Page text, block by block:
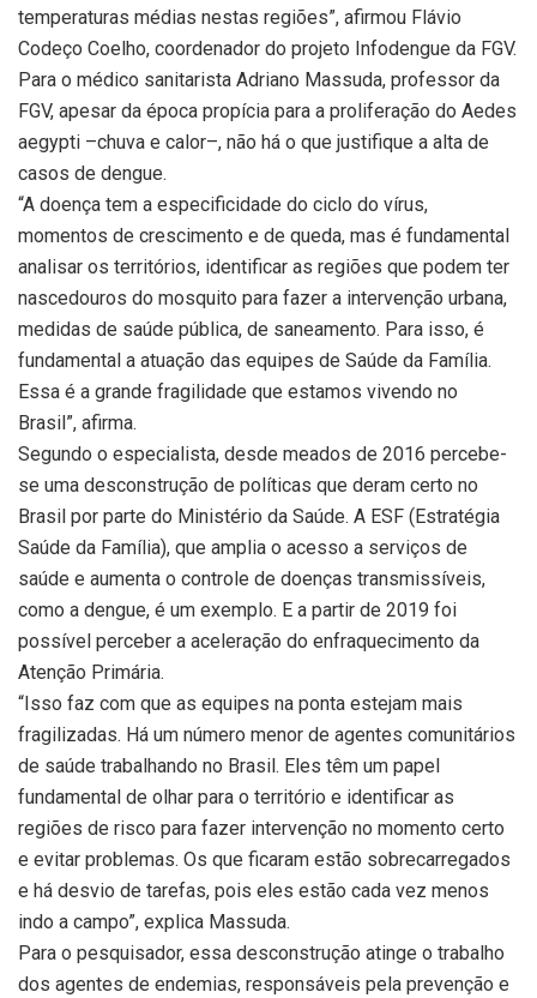
temperaturas médias nestas regiões”, afirmou Flávio
Codeço Coelho, coordenador do projeto Infodengue da FGV.
Para o médico sanitarista Adriano Massuda, professor da
FGV, apesar da época propícia para a proliferação do Aedes
aegypti –chuva e calor–, não há o que justifique a alta de
casos de dengue.
“A doença tem a especificidade do ciclo do vírus,
momentos de crescimento e de queda, mas é fundamental
analisar os territórios, identificar as regiões que podem ter
nascedouros do mosquito para fazer a intervenção urbana,
medidas de saúde pública, de saneamento. Para isso, é
fundamental a atuação das equipes de Saúde da Família.
Essa é a grande fragilidade que estamos vivendo no
Brasil”, afirma.
Segundo o especialista, desde meados de 2016 percebe-
se uma desconstrução de políticas que deram certo no
Brasil por parte do Ministério da Saúde. A ESF (Estratégia
Saúde da Família), que amplia o acesso a serviços de
saúde e aumenta o controle de doenças transmissíveis,
como a dengue, é um exemplo. E a partir de 2019 foi
possível perceber a aceleração do enfraquecimento da
Atenção Primária.
“Isso faz com que as equipes na ponta estejam mais
fragilizadas. Há um número menor de agentes comunitários
de saúde trabalhando no Brasil. Eles têm um papel
fundamental de olhar para o território e identificar as
regiões de risco para fazer intervenção no momento certo
e evitar problemas. Os que ficaram estão sobrecarregados
e há desvio de tarefas, pois eles estão cada vez menos
indo a campo”, explica Massuda.
Para o pesquisador, essa desconstrução atinge o trabalho
dos agentes de endemias, responsáveis pela prevenção e